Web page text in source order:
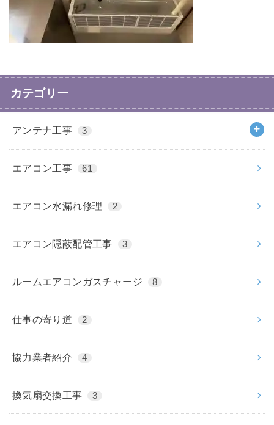
カテゴリー
アンテナ工事 3
エアコン工事 61
エアコン水漏れ修理 2
エアコン隠蔽配管工事 3
ルームエアコンガスチャージ 8
仕事の寄り道 2
協力業者紹介 4
換気扇交換工事 3